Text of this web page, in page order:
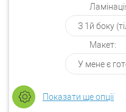
Макет:
Показати ще опції